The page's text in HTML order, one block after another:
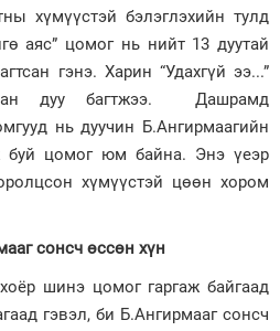
хүмүүстэй бэлэглэхийн тулд
аяс” цомог нь нийт 13 дуутай
гэнэ. Харин “Удахгүй ээ...”
дуу багтжээ. Дашрамд
нь дуучин Б.Ангирмаагийн
буй цомог юм байна. Энэ үеэр
хүмүүстэй цөөн хором
сонсч өссөн хүн
шинэ цомог гаргаж байгаад
гэвэл, би Б.Ангирмааг сонсч